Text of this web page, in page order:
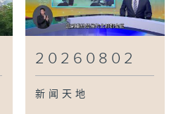
20260802
新闻天地